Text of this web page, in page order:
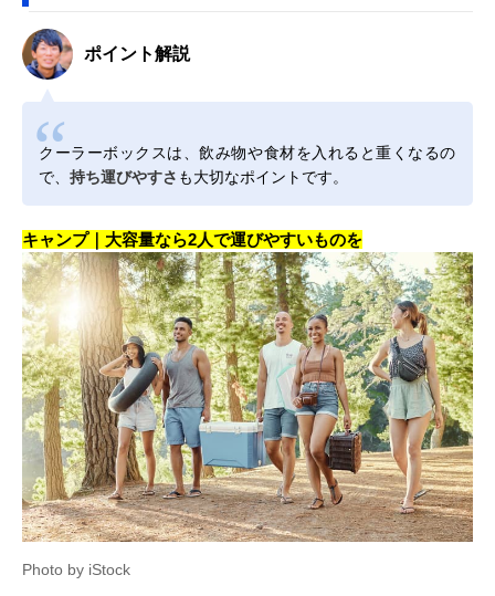
ポイント解説
クーラーボックスは、飲み物や食材を入れると重くなるの
で、 持ち運びやすさ も大切なポイントです。
キャンプ｜大容量なら2人で運びやすいものを
Photo by iStock